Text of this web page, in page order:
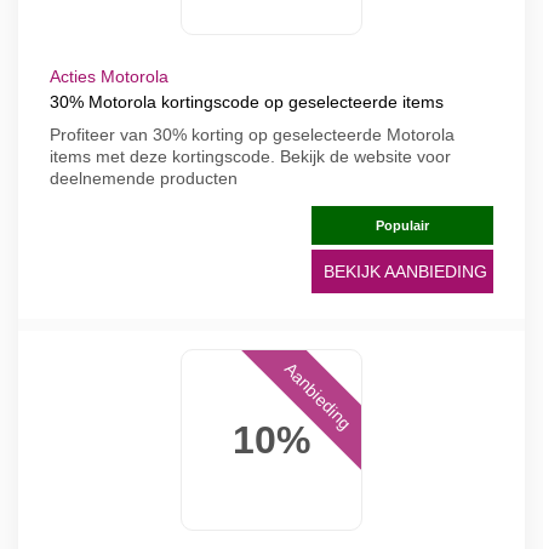
Acties Motorola
30% Motorola kortingscode op geselecteerde items
Profiteer van 30% korting op geselecteerde Motorola
items met deze kortingscode. Bekijk de website voor
deelnemende producten
Populair
BEKIJK AANBIEDING
10%
Aanbieding